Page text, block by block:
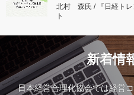
北村 森氏 / 『日経トレ
ト
新着情
日本経営合理化協会では経営